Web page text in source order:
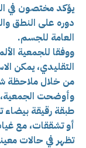
يؤكد مختصون في
دوره على النطق
العامة للجسم.
ووفقا للجمعية
التقليدي، يمكن
من خلال ملاحظة
وأوضحت الجمعية،
طبقة رقيقة
أو تشققات، مع
تظهر في حالات